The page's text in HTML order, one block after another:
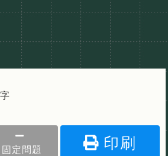
固定問題 印刷